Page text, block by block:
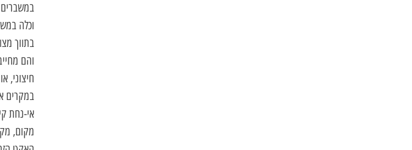
במשברים
וכלה
בתווך
והם
חיצוני,
במקרים
אי-נחת
מקום,